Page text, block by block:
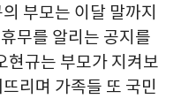
부모는 이달 말까지
무를 알리는 공지를
현규는 부모가 지켜보
리며 가족들 또 국민